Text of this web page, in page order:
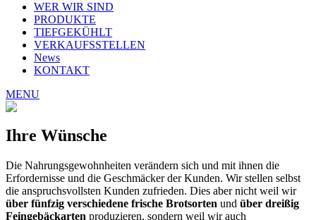
WER WIR SIND
PRODUKTE
TIEFGEKÜHLT
VERKAUFSSTELLEN
News
KONTAKT
MENU
Ihre Wünsche
Die Nahrungsgewohnheiten verändern sich und mit ihnen die
Erfordernisse und die Geschmäcker der Kunden. Wir stellen selbst
die anspruchsvollsten Kunden zufrieden. Dies aber nicht weil wir
über fünfzig verschiedene frische Brotsorten und über dreißig
Feingebäckarten produzieren, sondern weil wir auch